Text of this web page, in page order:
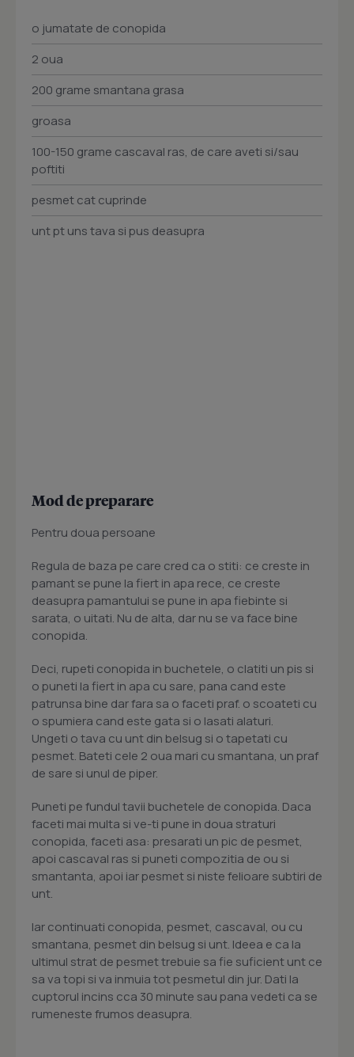
o jumatate de conopida
2 oua
200 grame smantana grasa
groasa
100-150 grame cascaval ras, de care aveti si/sau
poftiti
pesmet cat cuprinde
unt pt uns tava si pus deasupra
Mod de preparare
Pentru doua persoane
Regula de baza pe care cred ca o stiti: ce creste in
pamant se pune la fiert in apa rece, ce creste
deasupra pamantului se pune in apa fiebinte si
sarata, o uitati. Nu de alta, dar nu se va face bine
conopida.
Deci, rupeti conopida in buchetele, o clatiti un pis si
o puneti la fiert in apa cu sare, pana cand este
patrunsa bine dar fara sa o faceti praf. o scoateti cu
o spumiera cand este gata si o lasati alaturi.
Ungeti o tava cu unt din belsug si o tapetati cu
pesmet. Bateti cele 2 oua mari cu smantana, un praf
de sare si unul de piper.
Puneti pe fundul tavii buchetele de conopida. Daca
faceti mai multa si ve-ti pune in doua straturi
conopida, faceti asa: presarati un pic de pesmet,
apoi cascaval ras si puneti compozitia de ou si
smantanta, apoi iar pesmet si niste felioare subtiri de
unt.
Iar continuati conopida, pesmet, cascaval, ou cu
smantana, pesmet din belsug si unt. Ideea e ca la
ultimul strat de pesmet trebuie sa fie suficient unt ce
sa va topi si va inmuia tot pesmetul din jur. Dati la
cuptorul incins cca 30 minute sau pana vedeti ca se
rumeneste frumos deasupra.